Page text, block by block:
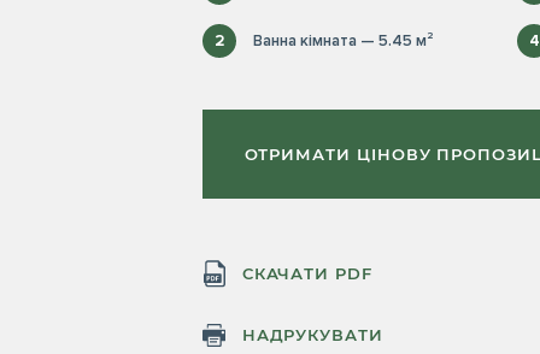
2 Ванна кімната — 5.45 м² 4
ОТРИМАТИ ЦІНОВУ
СКАЧАТИ PDF
НАДРУКУВАТИ